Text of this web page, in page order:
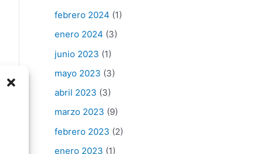
febrero 2024 (1)
enero 2024 (3)
junio 2023 (1)
mayo 2023 (3)
abril 2023 (3)
marzo 2023 (9)
febrero 2023 (2)
enero 2023 (1)